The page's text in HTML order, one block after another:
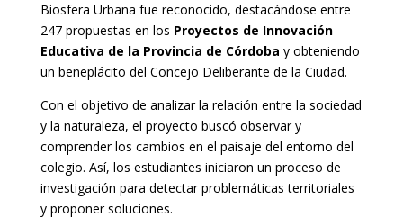
Biosfera Urbana fue reconocido, destacándose entre
247 propuestas en los Proyectos de Innovación
Educativa de la Provincia de Córdoba y obteniendo
un beneplácito del Concejo Deliberante de la Ciudad.
Con el objetivo de analizar la relación entre la sociedad
y la naturaleza, el proyecto buscó observar y
comprender los cambios en el paisaje del entorno del
colegio. Así, los estudiantes iniciaron un proceso de
investigación para detectar problemáticas territoriales
y proponer soluciones.